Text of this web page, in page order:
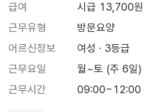
급여
시급 13,700원
근무유형
방문요양
어르신정보
여성 · 3등급
근무요일
월~토 (주 6일)
근무시간
09:00~12:00